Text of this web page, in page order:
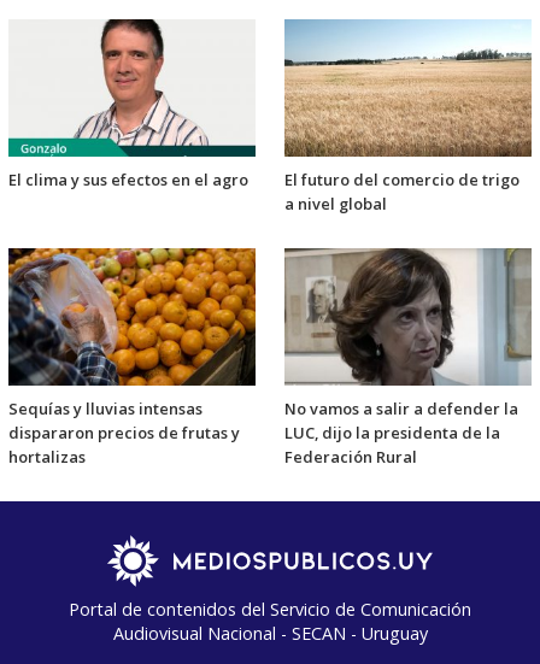
El clima y sus efectos en el agro
El futuro del comercio de trigo
a nivel global
Sequías y lluvias intensas
dispararon precios de frutas y
hortalizas
No vamos a salir a defender la
LUC, dijo la presidenta de la
Federación Rural
Portal de contenidos del Servicio de Comunicación
Audiovisual Nacional - SECAN - Uruguay